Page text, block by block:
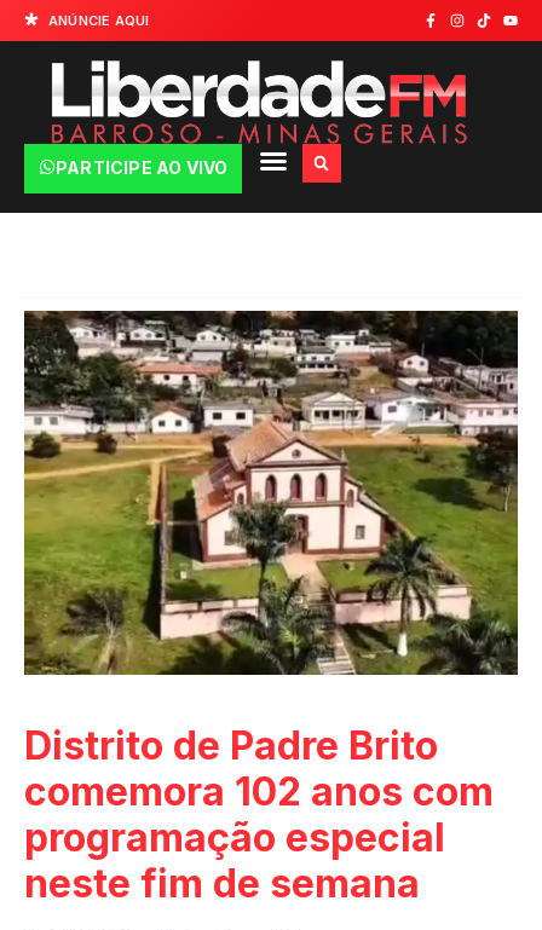
ANÚNCIE AQUI
PARTICIPE AO VIVO
Distrito de Padre Brito
comemora 102 anos com
programação especial
neste fim de semana